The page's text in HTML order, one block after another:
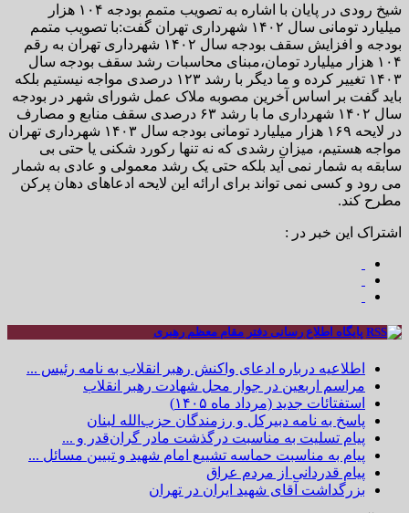
شیخ رودی در پایان با اشاره به تصویب متمم بودجه ۱۰۴ هزار
میلیارد تومانی سال ۱۴۰۲ شهرداری تهران گفت:با تصویب متمم
بودجه و افزایش سقف بودجه سال ۱۴۰۲ شهرداری تهران به رقم
۱۰۴ هزار میلیارد تومان،مبنای محاسبات رشد سقف بودجه سال
۱۴۰۳ تغییر کرده و ما دیگر با رشد ۱۲۳ درصدی مواجه نیستیم بلکه
باید گفت بر اساس آخرین مصوبه ملاک عمل شورای شهر در بودجه
سال ۱۴۰۲ شهرداری ما با رشد ۶۳ درصدی سقف منابع و مصارف
در لایحه ۱۶۹ هزار میلیارد تومانی بودجه سال ۱۴۰۳ شهرداری تهران
مواجه هستیم، میزان رشدی که نه تنها رکورد شکنی یا حتی بی
سابقه به شمار نمی آید بلکه حتی یک رشد معمولی و عادی به شمار
می رود و کسی نمی تواند برای ارائه این لایحه ادعاهای دهان پرکن
مطرح کند.
اشتراک این خبر در :
پایگاه اطلاع رسانی دفتر مقام معظم رهبری
اطلاعیه درباره ادعای واکنش رهبر انقلاب به نامه رئیس ...
مراسم اربعین در جوار محل شهادت رهبر انقلاب
استفتائات جدید (مرداد ماه ۱۴۰۵)
پاسخ به نامه دبیرکل و رزمندگان حزب‌الله لبنان
پیام تسلیت به مناسبت درگذشت مادر گران‌قدر و ...
پیام به مناسبت حماسه تشییع امام شهید و تبیین مسائل ...
پیام قدردانی از مردم عراق
بزرگداشت آقای شهید ایران در تهران